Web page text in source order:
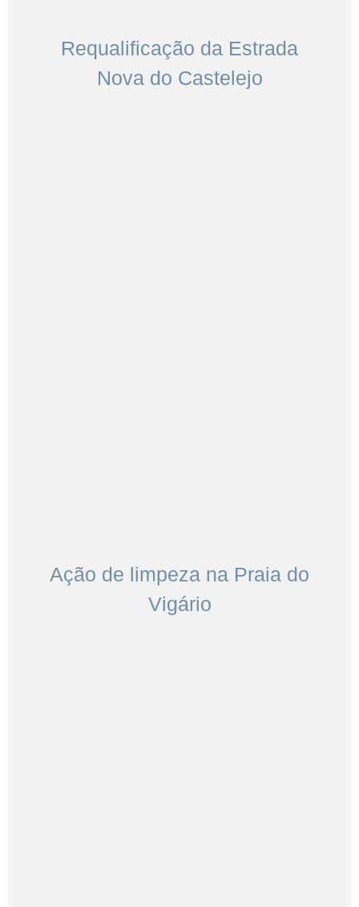
Requalificação da Estrada
Nova do Castelejo
Ação de limpeza na Praia do
Vigário